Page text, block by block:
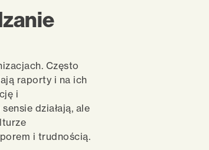
Często
raporty i na ich
i
działają, ale
i trudnością.